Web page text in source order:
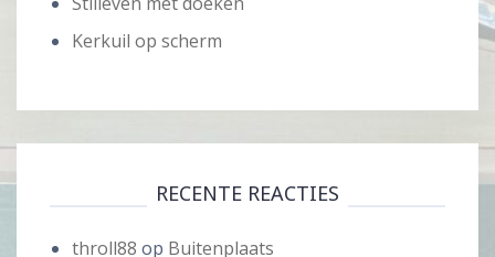
Kerkuil op scherm
RECENTE REACTIES
throll88 op Buitenplaats